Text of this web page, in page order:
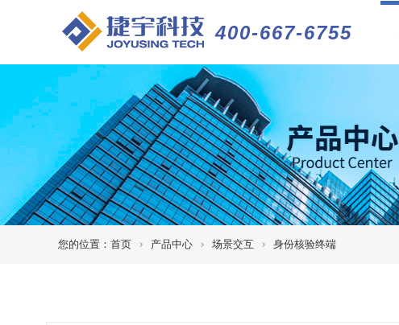
400-667-6755
您的位置： 首页 产品中心 场景交互 身份核验终端